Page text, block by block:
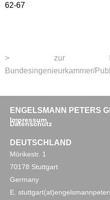
62-67
> zur
Bundesingenieurkammer/
ENGELSMANN PETERS
Impressum
Datenschutz
DEUTSCHLAND
Mörikestr. 1
70178 Stuttgart
Germany
E.